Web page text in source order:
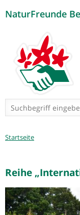
NaturFreunde
Suchformular
Sie
Startseite
Reihe